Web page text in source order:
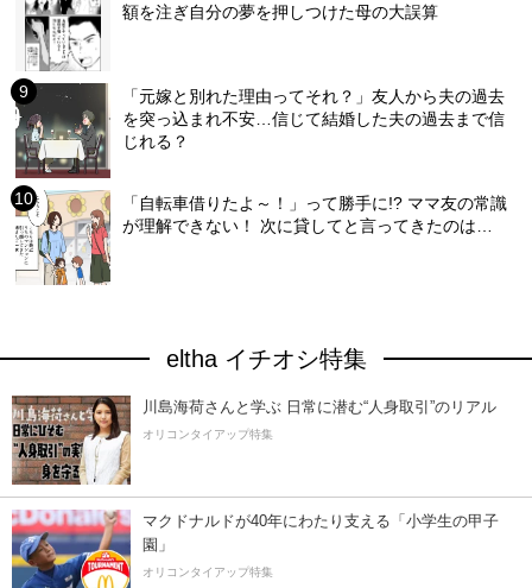
額を注ぎ自分の夢を押しつけた母の大誤算
「元嫁と別れた理由ってそれ？」友人から夫の過去
を突っ込まれ不安…信じて結婚した夫の過去まで信
じれる？
「自転車借りたよ～！」って勝手に!? ママ友の常識
が理解できない！ 次に貸してと言ってきたのは…
eltha イチオシ特集
川島海荷さんと学ぶ 日常に潜む“人身取引”のリアル
オリコンタイアップ特集
マクドナルドが40年にわたり支える「小学生の甲子
園」
オリコンタイアップ特集